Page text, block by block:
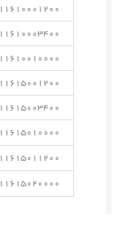
11610001200
11610003400
11610010000
11615001200
11615003400
11615010000
11615011200
11615020000